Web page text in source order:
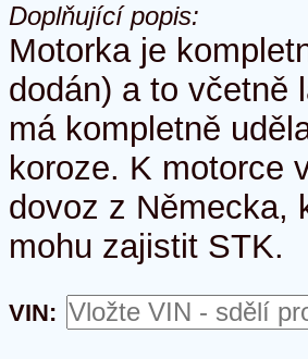
Doplňující popis:
Motorka je
dodán) a to včetně
má kompletně
koroze. K motorce
dovoz z Německa,
mohu zajistit STK.
VIN: